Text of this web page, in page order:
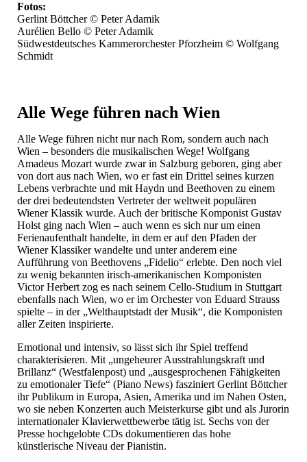
Fotos:
Gerlint Böttcher © Peter Adamik
Aurélien Bello © Peter Adamik
Südwestdeutsches Kammerorchester Pforzheim © Wolfgang
Schmidt
Alle Wege führen nach Wien
Alle Wege führen nicht nur nach Rom, sondern auch nach
Wien – besonders die musikalischen Wege! Wolfgang
Amadeus Mozart wurde zwar in Salzburg geboren, ging aber
von dort aus nach Wien, wo er fast ein Drittel seines kurzen
Lebens verbrachte und mit Haydn und Beethoven zu einem
der drei bedeutendsten Vertreter der weltweit populären
Wiener Klassik wurde. Auch der britische Komponist Gustav
Holst ging nach Wien – auch wenn es sich nur um einen
Ferienaufenthalt handelte, in dem er auf den Pfaden der
Wiener Klassiker wandelte und unter anderem eine
Aufführung von Beethovens „Fidelio“ erlebte. Den noch viel
zu wenig bekannten irisch-amerikanischen Komponisten
Victor Herbert zog es nach seinem Cello-Studium in Stuttgart
ebenfalls nach Wien, wo er im Orchester von Eduard Strauss
spielte – in der „Welthauptstadt der Musik“, die Komponisten
aller Zeiten inspirierte.
Emotional und intensiv, so lässt sich ihr Spiel treffend
charakterisieren. Mit „ungeheurer Ausstrahlungskraft und
Brillanz“ (Westfalenpost) und „ausgesprochenen Fähigkeiten
zu emotionaler Tiefe“ (Piano News) fasziniert Gerlint Böttcher
ihr Publikum in Europa, Asien, Amerika und im Nahen Osten,
wo sie neben Konzerten auch Meisterkurse gibt und als Jurorin
internationaler Klavierwettbewerbe tätig ist. Sechs von der
Presse hochgelobte CDs dokumentieren das hohe
künstlerische Niveau der Pianistin.